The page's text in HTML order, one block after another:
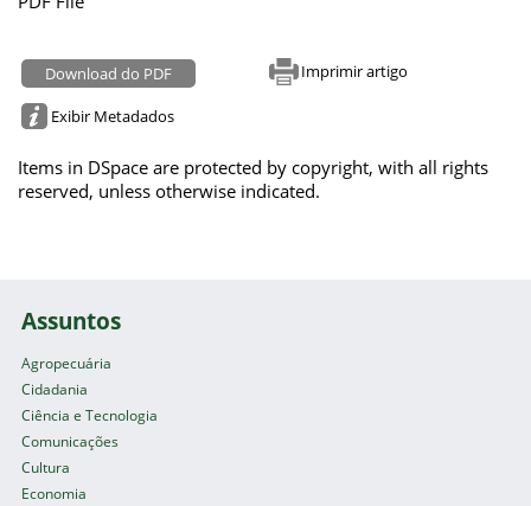
Download do PDF Imprimir artigo
Exibir Metadados
Items in DSpace are protected by copyright, with all rights
reserved, unless otherwise indicated.
Assuntos
Agropecuária
Cidadania
Ciência e Tecnologia
Comunicações
Cultura
Economia